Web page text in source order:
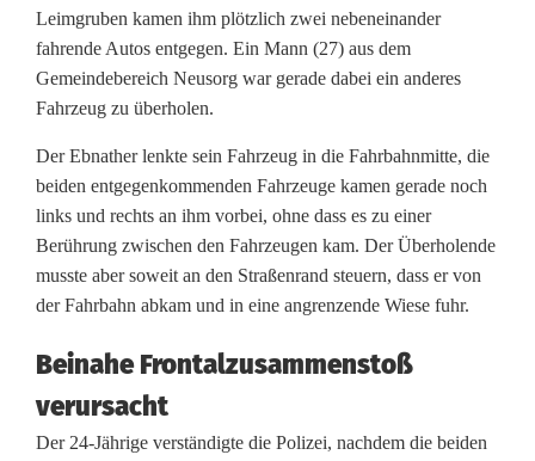
A
c
t
i
o
n
f
m
Leimgruben kamen ihm plötzlich zwei nebeneinander
fahrende Autos entgegen. Ein Mann (27) aus dem
Gemeindebereich Neusorg war gerade dabei ein anderes
Fahrzeug zu überholen.
Der Ebnather lenkte sein Fahrzeug in die Fahrbahnmitte, die
beiden entgegenkommenden Fahrzeuge kamen gerade noch
links und rechts an ihm vorbei, ohne dass es zu einer
Berührung zwischen den Fahrzeugen kam. Der Überholende
musste aber soweit an den Straßenrand steuern, dass er von
der Fahrbahn abkam und in eine angrenzende Wiese fuhr.
Beinahe Frontalzusammenstoß
verursacht
Der 24-Jährige verständigte die Polizei, nachdem die beiden